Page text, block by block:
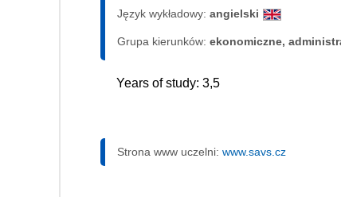
Język wykładowy: angielski
Grupa kierunków: ekonomiczne,
Years of study: 3,5
Strona www uczelni: www.savs.cz